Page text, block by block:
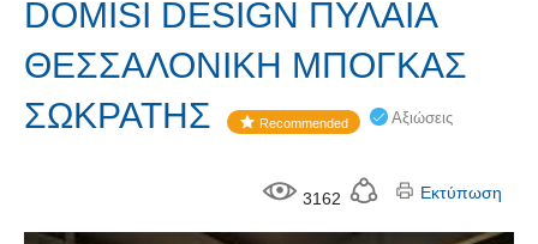
DOMISI DESIGN ΠΥΛΑΙΑ
ΘΕΣΣΑΛΟΝΙΚΗ ΜΠΟΓΚΑΣ
ΣΩΚΡΑΤΗΣ
Recommended Αξιώσεις
3162 Εκτύπωση